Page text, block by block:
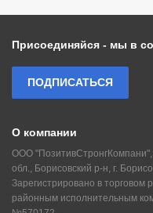
О компании
ООО "ПозитивСтронгКомпани",
обл., Борисовский р-н, г.
Зарегистрировано в торговом
районным исполнительным
Присоединяйся - мы в
ПОДПИСАТЬСЯ